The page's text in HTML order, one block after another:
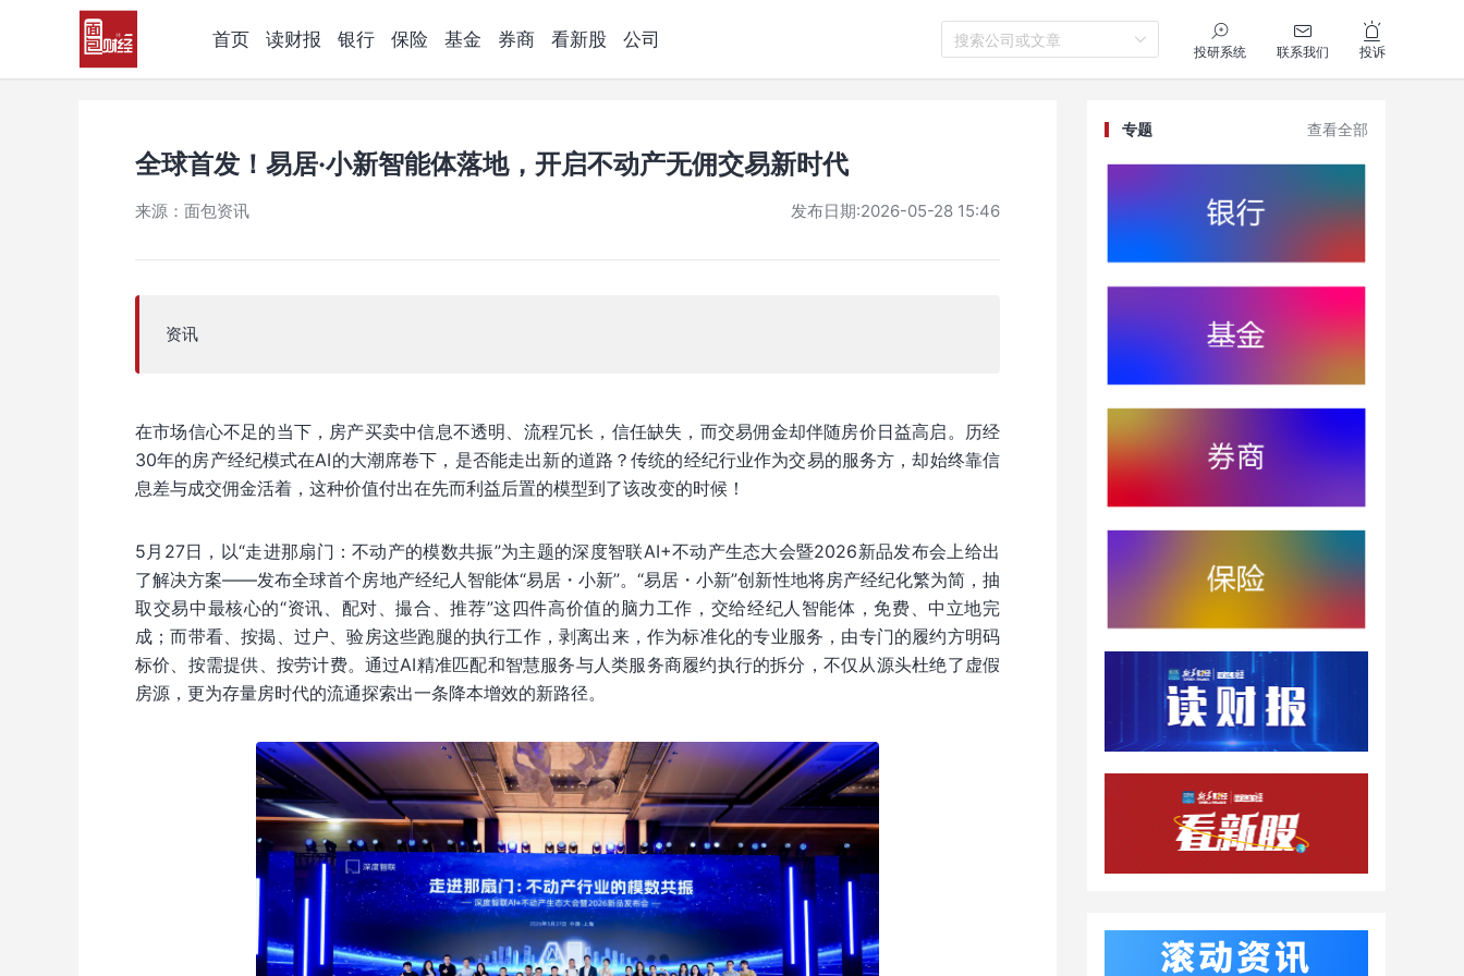
首页 读财报 银行 保险 基金 券商 看新股 公司 搜索公司或文章
投研系统 联系我们 投诉
全球首发！易居·小新智能体落地，开启不动产无佣交易新时代
来源：面包资讯 发布日期:2026-05-28 15:46
资讯
在市场信心不足的当下，房产买卖中信息不透明、流程冗长，信任缺失，而交易佣金却伴随房价日益高启。历经
30年的房产经纪模式在AI的大潮席卷下，是否能走出新的道路？传统的经纪行业作为交易的服务方，却始终靠信
息差与成交佣金活着，这种价值付出在先而利益后置的模型到了该改变的时候！
5月27日，以“走进那扇门：不动产的模数共振”为主题的深度智联AI+不动产生态大会暨2026新品发布会上给出
了解决方案——发布全球首个房地产经纪人智能体“易居・小新”。“易居・小新”创新性地将房产经纪化繁为简，抽
取交易中最核心的“资讯、配对、撮合、推荐”这四件高价值的脑力工作，交给经纪人智能体，免费、中立地完
成；而带看、按揭、过户、验房这些跑腿的执行工作，剥离出来，作为标准化的专业服务，由专门的履约方明码
标价、按需提供、按劳计费。通过AI精准匹配和智慧服务与人类服务商履约执行的拆分，不仅从源头杜绝了虚假
房源，更为存量房时代的流通探索出一条降本增效的新路径。
专题 查看全部